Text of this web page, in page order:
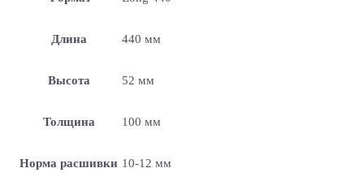
Длина 440 мм
Высота 52 мм
Толщина 100 мм
Норма расшивки 10-12 мм